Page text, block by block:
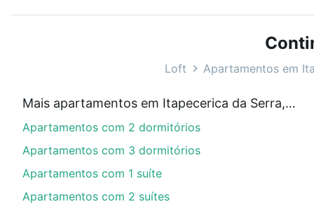
ou sem vaga de garagem para combinar
Apartamentos à venda em Itapecerica da Serra, SP
Qual o preço de Apartamentos à venda em
financiamento imobiliário as parcelas podem se
portal quanto custa comprar um apartamento
Loft Apartamentos em
Mais apartamentos em Itapecerica da Serra, SP
Apartamentos com 2 dormitórios
Apartamentos com 3 dormitórios
Apartamentos com 1 suíte
Apartamentos com 2 suítes